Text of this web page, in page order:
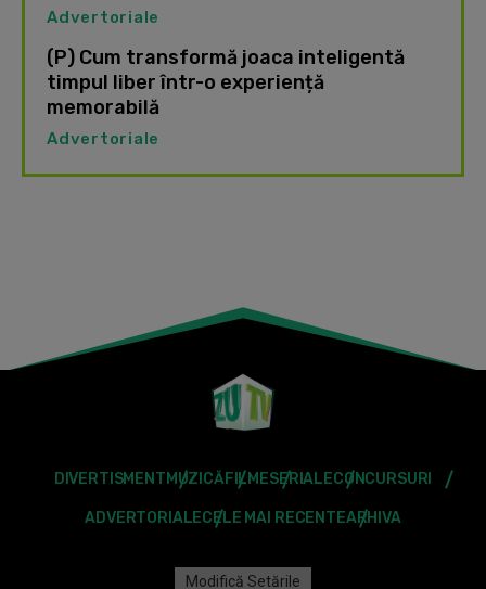
Advertoriale
(P) Cum transformă joaca inteligentă
timpul liber într-o experiență
memorabilă
Advertoriale
DIVERTISMENT MUZICĂFILMESERIALECONCURSURI
ADVERTORIALECELE MAI RECENTEARHIVA
Modifică Setările